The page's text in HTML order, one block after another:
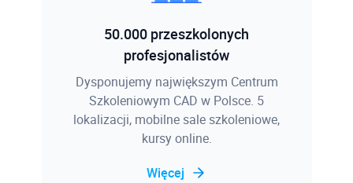
50.000 przeszkolonych
profesjonalistów
Dysponujemy największym Centrum
Szkoleniowym CAD w Polsce. 5
lokalizacji, mobilne sale szkoleniowe,
kursy online.
Więcej